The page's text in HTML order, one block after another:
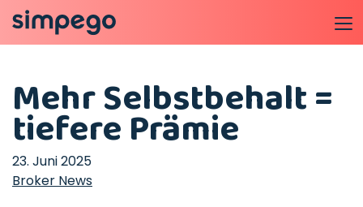
Mehr Selbstbehalt =
tiefere Prämie
23. Juni 2025
Broker News